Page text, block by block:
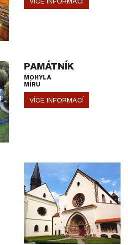
PAMÁTNÍK
MOHYLA
MÍRU
VÍCE INFORMACÍ